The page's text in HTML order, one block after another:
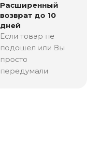
Расширенный
возврат до 10
дней
Если товар не
подошел или Вы
просто
передумали